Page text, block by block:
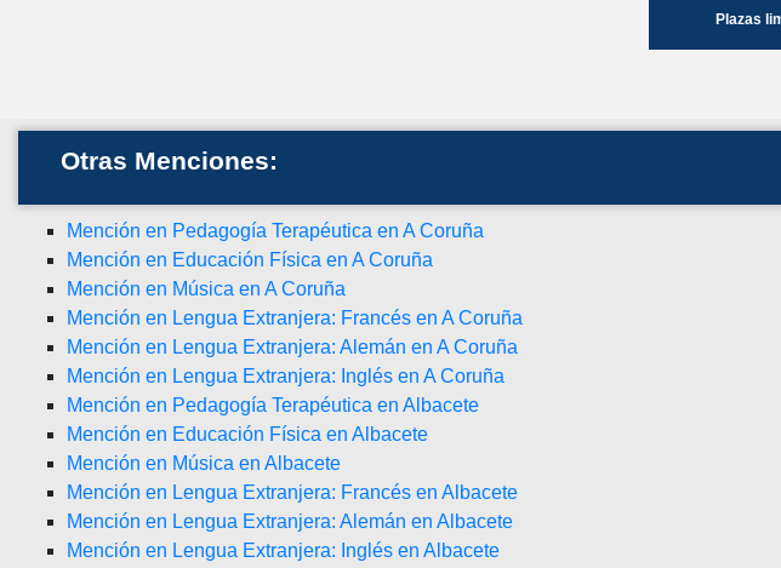
Plazas
Otras Menciones:
Mención en Pedagogía Terapéutica en A Coruña
Mención en Educación Física en A Coruña
Mención en Música en A Coruña
Mención en Lengua Extranjera: Francés en A Coruña
Mención en Lengua Extranjera: Alemán en A Coruña
Mención en Lengua Extranjera: Inglés en A Coruña
Mención en Pedagogía Terapéutica en Albacete
Mención en Educación Física en Albacete
Mención en Música en Albacete
Mención en Lengua Extranjera: Francés en Albacete
Mención en Lengua Extranjera: Alemán en Albacete
Mención en Lengua Extranjera: Inglés en Albacete